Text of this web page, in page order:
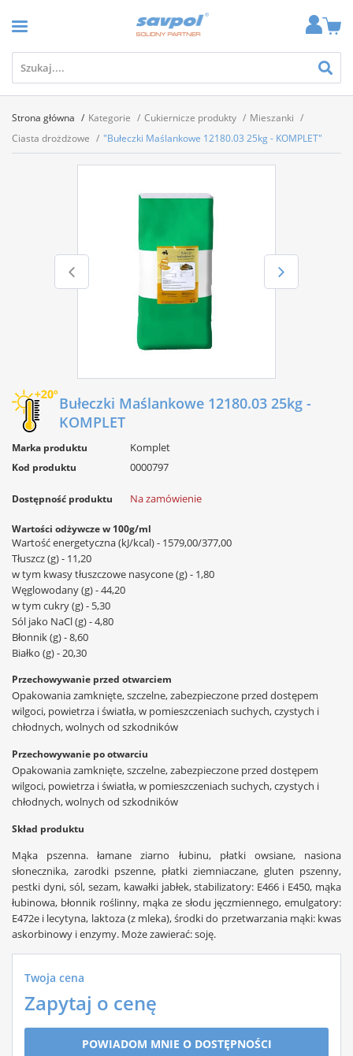
Strona główna Kategorie Cukiernicze produkty
Mieszanki
Ciasta drożdżowe
"Bułeczki Maślankowe 12180.03 25kg - KOMPLET"
Bułeczki Maślankowe 12180.03 25kg -
KOMPLET
Marka produktu Komplet
Kod produktu 0000797
Dostępność produktu Na zamówienie
Wartości odżywcze w 100g/ml
Wartość energetyczna (kJ/kcal) - 1579,00/377,00
Tłuszcz (g) - 11,20
w tym kwasy tłuszczowe nasycone (g) - 1,80
Węglowodany (g) - 44,20
w tym cukry (g) - 5,30
Sól jako NaCl (g) - 4,80
Błonnik (g) - 8,60
Białko (g) - 20,30
Przechowywanie przed otwarciem
Opakowania zamknięte, szczelne, zabezpieczone przed dostępem
wilgoci, powietrza i światła, w pomieszczeniach suchych, czystych i
chłodnych, wolnych od szkodników
Przechowywanie po otwarciu
Opakowania zamknięte, szczelne, zabezpieczone przed dostępem
wilgoci, powietrza i światła, w pomieszczeniach suchych, czystych i
chłodnych, wolnych od szkodników
Skład produktu
Mąka pszenna. łamane ziarno łubinu, płatki owsiane, nasiona
słonecznika, zarodki pszenne, płatki ziemniaczane, gluten pszenny,
pestki dyni, sól, sezam, kawałki jabłek, stabilizatory: E466 i E450, mąka
łubinowa, błonnik roślinny, mąka ze słodu jęczmiennego, emulgatory:
E472e i lecytyna, laktoza (z mleka), środki do przetwarzania mąki: kwas
askorbinowy i enzymy. Może zawierać: soję.
Twoja cena
Zapytaj o cenę
POWIADOM MNIE O DOSTĘPNOŚCI